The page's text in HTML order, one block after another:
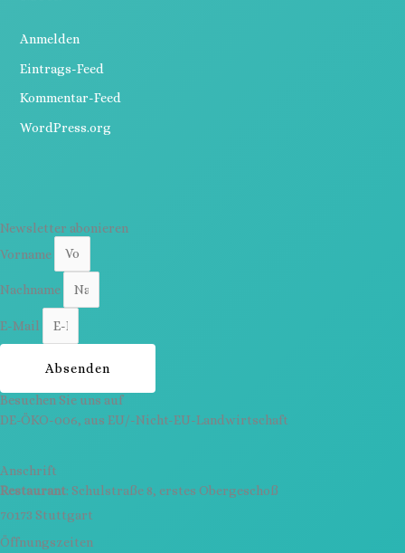
Anmelden
Eintrags-Feed
Kommentar-Feed
WordPress.org
Newsletter abonieren
Vorname
Nachname
E-Mail
Absenden
Besuchen Sie uns auf
DE-ÖKO-006, aus EU/-Nicht-EU-Landwirtschaft
Anschrift
Restaurant: Schulstraße 8, erstes Obergeschoß
70173 Stuttgart
Öffnungszeiten